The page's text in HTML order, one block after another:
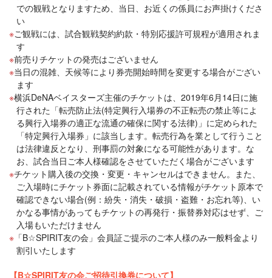
での観戦となりますため、当日、お近くの係員にお声掛けくださ
い
ご観戦には、試合観戦契約約款・特別応援許可規程が適用されま
す
前売りチケットの発売はございません
当日の混雑、天候等により券売開始時間を変更する場合がござい
ます
横浜DeNAベイスターズ主催のチケットは、2019年6月14日に施
行された「転売防止法(特定興行入場券の不正転売の禁止等によ
る興行入場券の適正な流通の確保に関する法律)」に定められた
「特定興行入場券」に該当します。転売行為を業として行うこと
は法律違反となり、刑事罰の対象になる可能性があります。な
お、試合当日ご本人様確認をさせていただく場合がございます
チケット購入後の交換・変更・キャンセルはできません。また、
ご入場時にチケット券面に記載されている情報がチケット原本で
確認できない場合(例：紛失・消失・破損・盗難・お忘れ等)、い
かなる事情があってもチケットの再発行・振替券対応はせず、ご
入場もいただけません
「B☆SPIRIT友の会」会員証ご提示のご本人様のみ一般料金より
割引いたします
【B☆SPIRIT友の会ご招待引換券について】